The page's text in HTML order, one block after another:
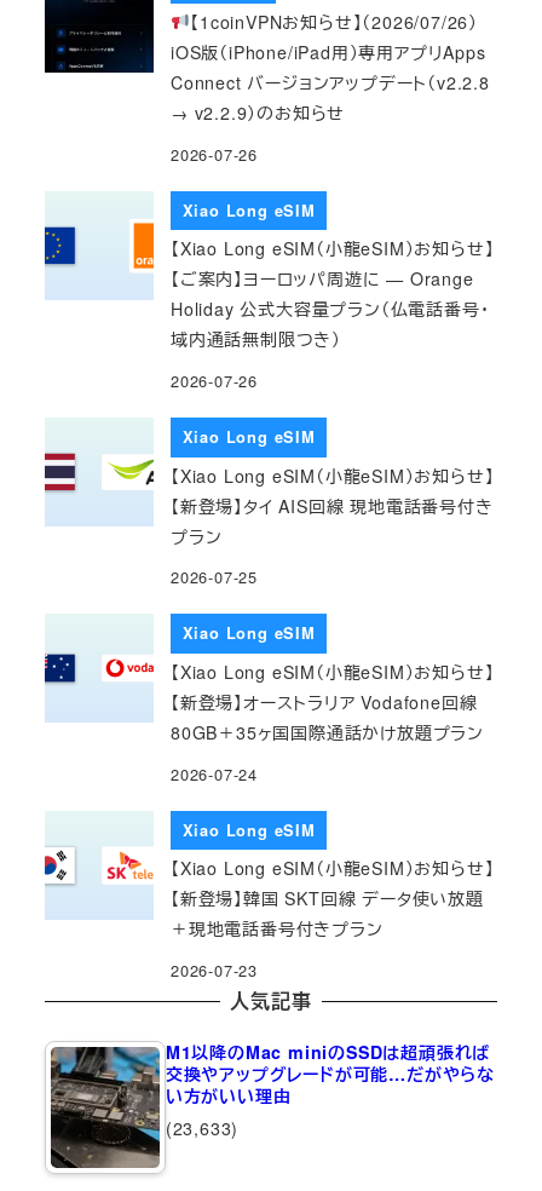
【1coinVPNお知らせ】（2026/07/26）
iOS版（iPhone/iPad用）専用アプリApps
Connect バージョンアップデート（v2.2.8
→ v2.2.9）のお知らせ
2026-07-26
Xiao Long eSIM
【Xiao Long eSIM（小龍eSIM）お知らせ】
【ご案内】ヨーロッパ周遊に — Orange
Holiday 公式大容量プラン（仏電話番号・
域内通話無制限つき）
2026-07-26
Xiao Long eSIM
【Xiao Long eSIM（小龍eSIM）お知らせ】
【新登場】タイ AIS回線 現地電話番号付き
プラン
2026-07-25
Xiao Long eSIM
【Xiao Long eSIM（小龍eSIM）お知らせ】
【新登場】オーストラリア Vodafone回線
80GB＋35ヶ国国際通話かけ放題プラン
2026-07-24
Xiao Long eSIM
【Xiao Long eSIM（小龍eSIM）お知らせ】
【新登場】韓国 SKT回線 データ使い放題
＋現地電話番号付きプラン
2026-07-23
人気記事
M1以降のMac miniのSSDは超頑張れば
交換やアップグレードが可能…だがやらな
い方がいい理由
(23,633)